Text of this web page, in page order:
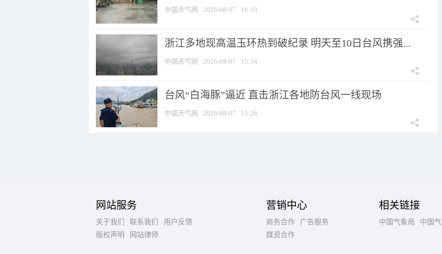
中国天气网 2026-08-07 16:10
浙江多地现高温玉环热到破纪录 明天至10日台风携强...
中国天气网 2026-08-07 15:34
台风“白海豚”逼近 直击浙江各地防台风一线现场
中国天气网 2026-08-07 15:26
网站服务
关于我们 联系我们
用户反馈
版权声明
网站律师
营销中心
商务合作
广告服务
媒资合作
相关链接
中国气象局 中国